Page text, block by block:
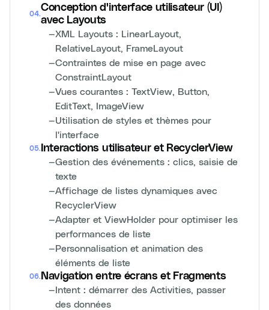
04.
Conception d'interface utilisateur (UI)
avec Layouts
—XML Layouts : LinearLayout,
RelativeLayout, FrameLayout
—Contraintes de mise en page avec
ConstraintLayout
—Vues courantes : TextView, Button,
EditText, ImageView
—Utilisation de styles et thèmes pour
l'interface
05. Interactions utilisateur et RecyclerView
—Gestion des événements : clics, saisie de
texte
—Affichage de listes dynamiques avec
RecyclerView
—Adapter et ViewHolder pour optimiser les
performances de liste
—Personnalisation et animation des
éléments de liste
06. Navigation entre écrans et Fragments
—Intent : démarrer des Activities, passer
des données